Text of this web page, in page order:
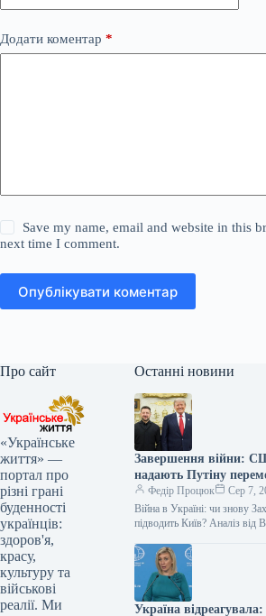
Додати коментар *
Save my name, email and website in this
next time I comment.
Опублікувати коментар
Про сайт
«Українське
життя» —
портал про
різні грані
буденності
українців:
здоров'я,
красу,
культуру та
військові
реалії. Ми
Останні новини
Завершення війни:
надають Путіну
позиції
Федір Процюк
Сер 7,
Війна в Україні: чи знову
підводить Київ? Аналіз від
період, Україні вдалося
російський…
Україна відреагувала: